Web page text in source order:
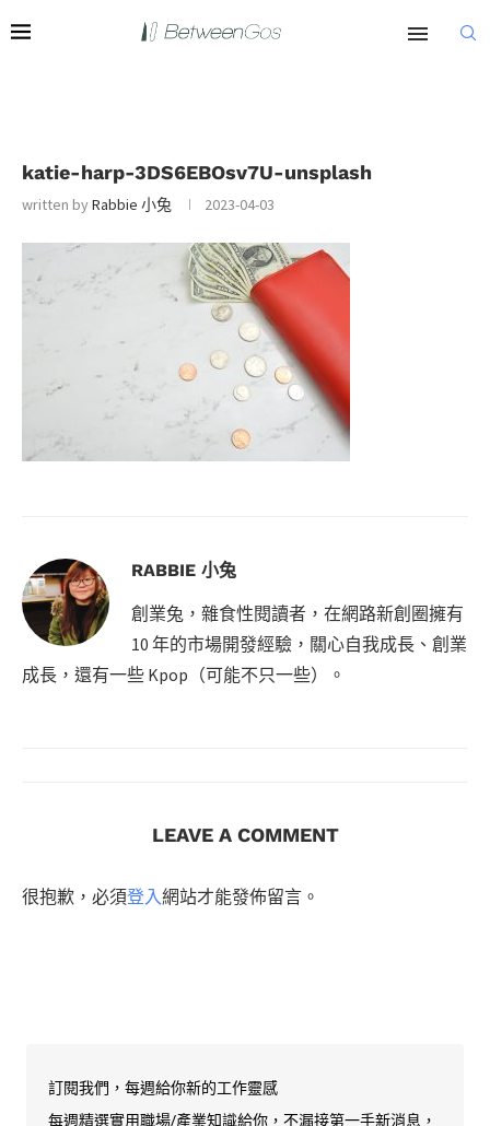
katie-harp-3DS6EBOsv7U-unsplash
written byRabbie 小兔 2023-04-03
RABBIE 小兔
創業兔，雜食性閱讀者，在網路新創圈擁有
10 年的市場開發經驗，關心自我成長、創業
成長，還有一些 Kpop（可能不只一些）。
LEAVE A COMMENT
很抱歉，必須登入網站才能發佈留言。
訂閱我們，每週給你新的工作靈感
每週精選實用職場/產業知識給你，不漏接第一手新消息，